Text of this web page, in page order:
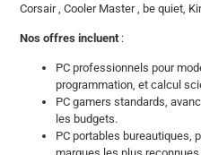
Corsair , Cooler Master , be quiet,
Nos offres incluent :
PC professionnels pour
programmation, et calcul
PC gamers standards,
les budgets.
PC portables bureautiques,